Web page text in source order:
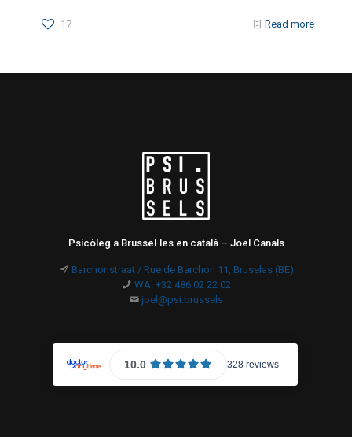
17 Read more
Psicòleg a Brussel·les en català – Joel Canals
Barchonstraat / Rue de Barchon 11, Bruselas (BE)
WA: +32 486 02 22 02
joel@psi.brussels